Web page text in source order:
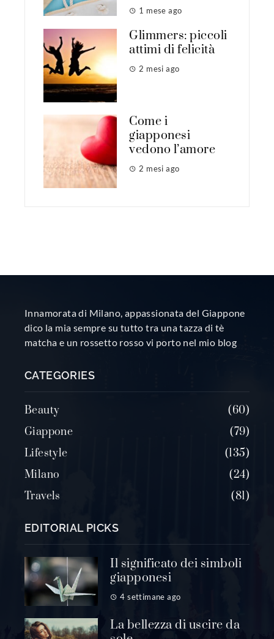
1 mese ago
Glimmers: piccoli
attimi di felicità
2 mesi ago
Come i
giapponesi
vedono l’amore
2 mesi ago
Innamorata di Milano, appassionata del Giappone
dico la mia sempre su tutto tra una tazza di tè
matcha e un rossetto rosso vi porto nel mio blog
CATEGORIES
Beauty
60
Giappone
79
Lifestyle
135
Milano
24
Travels
81
EDITORIAL PICKS
Il significato dei simboli
giapponesi
4 settimane ago
La bellezza di uscire da